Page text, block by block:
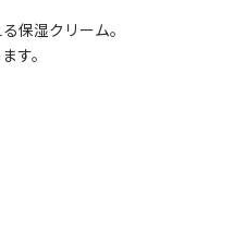
保湿クリーム。
す。